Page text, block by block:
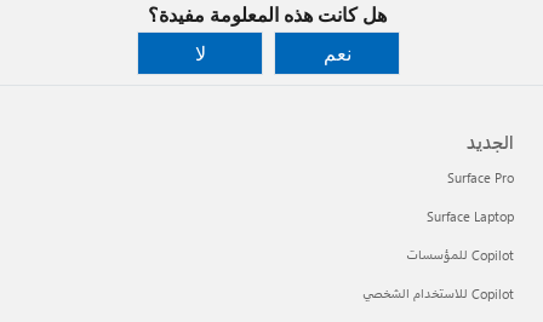
هل كانت هذه المعلومة مفيدة؟
نعم
لا
الجديد
Surface Pro
Surface Laptop
Copilot للمؤسسات
Copilot للاستخدام الشخصي